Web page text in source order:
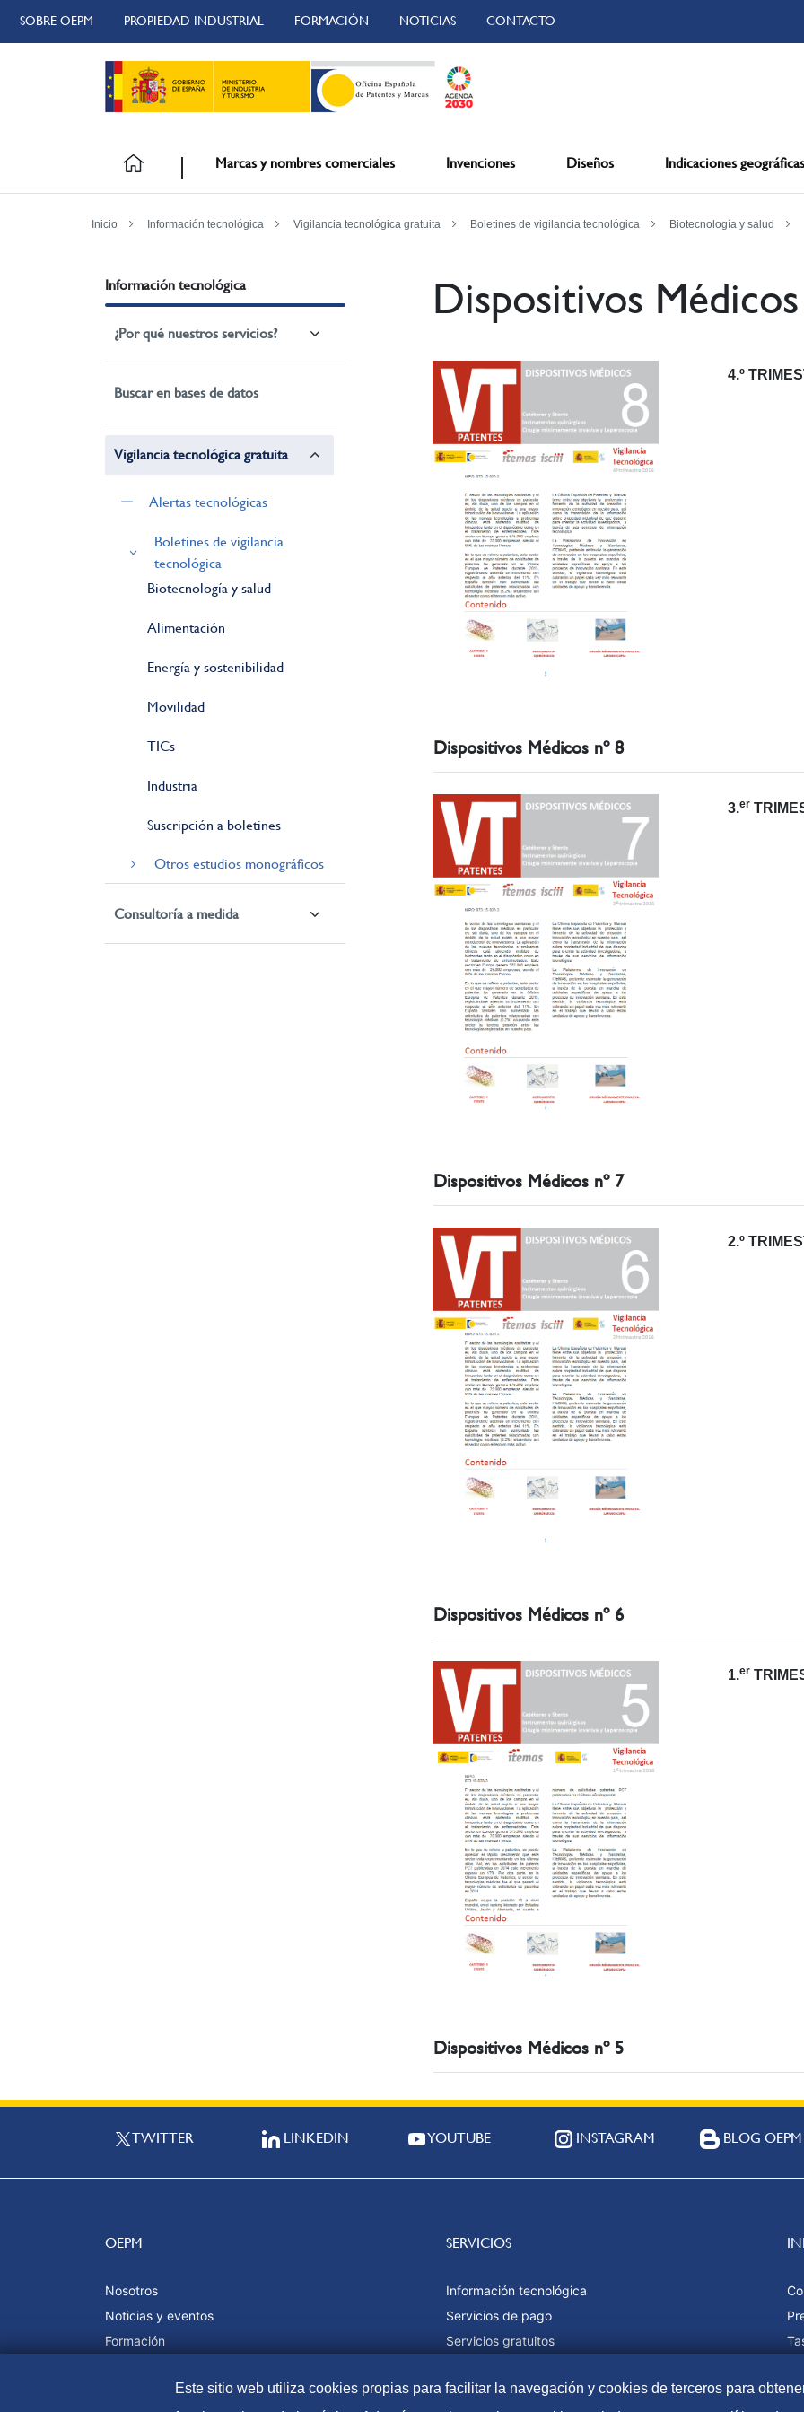
SOBRE OEPM PROPIEDAD INDUSTRIAL FORMACIÓN NOTICIAS CONTACTO
Marcas y nombres comerciales Invenciones Diseños Indicaciones geográficas
Inicio Información tecnológica Vigilancia tecnológica gratuita Boletines de vigilancia tecnológica Biotecnología y salud
Información tecnológica
¿Por qué nuestros servicios?
Buscar en bases de datos
Vigilancia tecnológica gratuita
Alertas tecnológicas
Boletines de vigilancia
tecnológica
Biotecnología y salud
Alimentación
Energía y sostenibilidad
Movilidad
TICs
Industria
Suscripción a boletines
Otros estudios monográficos
Consultoría a medida
Dispositivos Médicos
4.º
Dispositivos Médicos nº 8
3.er
Dispositivos Médicos nº 7
2.º
Dispositivos Médicos nº 6
1.er
Dispositivos Médicos nº 5
TWITTER LINKEDIN YOUTUBE INSTAGRAM BLOG OEPM
OEPM
Nosotros
Noticias y eventos
Formación
SERVICIOS
Información tecnológica
Servicios de pago
Servicios gratuitos
Este sitio web utiliza cookies propias para facilitar la navegación y cookies de terceros para